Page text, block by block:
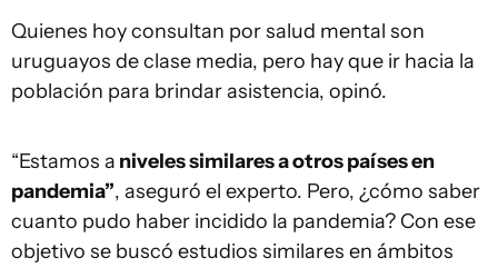
Quienes hoy consultan por salud mental son
uruguayos de clase media, pero hay que ir hacia la
población para brindar asistencia, opinó.
“Estamos a niveles similares a otros países en
pandemia”, aseguró el experto. Pero, ¿cómo saber
cuanto pudo haber incidido la pandemia? Con ese
objetivo se buscó estudios similares en ámbitos